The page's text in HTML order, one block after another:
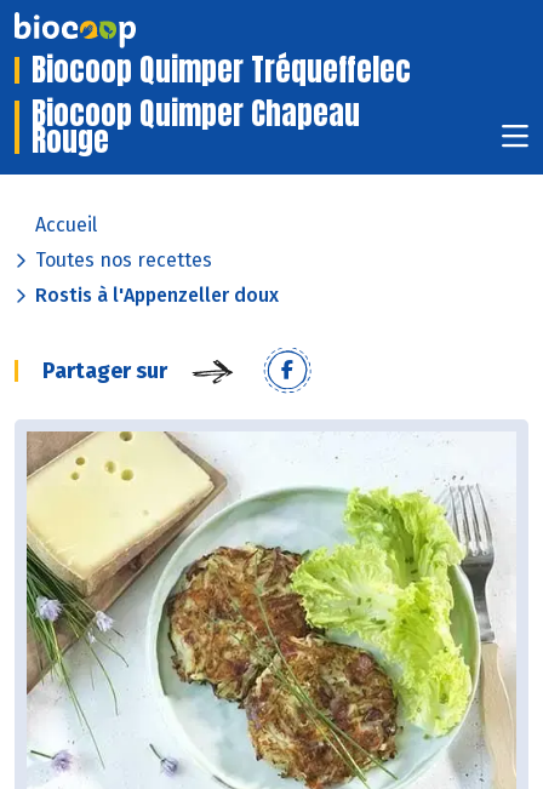
Biocoop Quimper Tréqueffelec
Biocoop Quimper Chapeau
Rouge
Accueil
Toutes nos recettes
Rostis à l'Appenzeller doux
Partager sur